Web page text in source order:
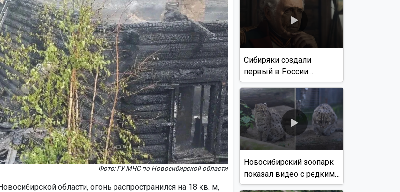
Фото: ГУ МЧС по Новосибирской области
области, огонь распространился на 18 кв. м,
Сибиряки создали
первый в России
документальный фильм
с использованием ИИ
Новосибирский зоопарк
показал видео с редким
виверровым котом